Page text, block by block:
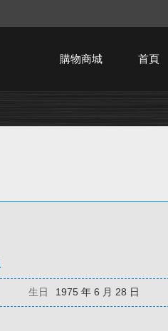
購物商城 首頁
生日 1975 年 6 月 28 日